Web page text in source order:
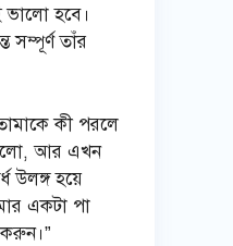
ভালো হবে।
সম্পূর্ণ তাঁর
কী পরলে
আর এখন
উলঙ্গ হয়ে
একটা পা